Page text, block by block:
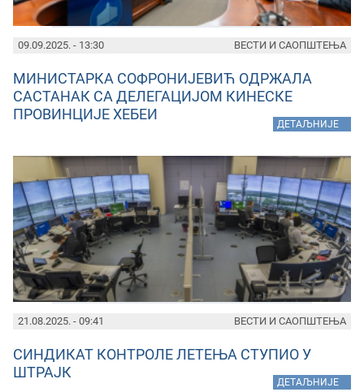
09.09.2025. - 13:30
МИНИСТАРКА СОФРОНИЈЕВИЋ ОДРЖАЛА
САСТАНАК СА ДЕЛЕГАЦИЈОМ КИНЕСКЕ
ПРОВИНЦИЈЕ ХЕБЕИ
ДЕТАЉНИЈЕ
ВЕСТИ И САОПШТЕЊА
21.08.2025. - 09:41
СИНДИКАТ КОНТРОЛЕ ЛЕТЕЊА СТУПИО У
ШТРАЈК
ДЕТАЉНИЈЕ
ВЕСТИ И САОПШТЕЊА